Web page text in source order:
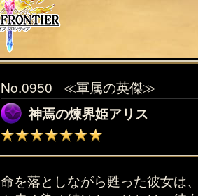
No.0950 ≪軍属の英傑≫
神焉の煉界姫アリス
命を落としながら甦った彼女は